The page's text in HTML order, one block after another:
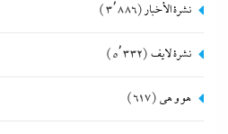
نشرة الأخبار (3٬886)
نشرة لايف (5٬332)
هو و هي (617)